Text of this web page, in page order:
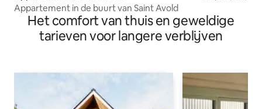
Appartement in de buurt van Saint Avold
Het comfort van thuis en geweldige
tarieven voor langere verblijven